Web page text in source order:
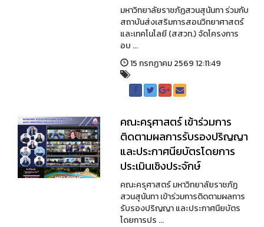
มหาวิทยาลัยราชภัฏสวนสุนันทา ร่วมกับ
สถาบันส่งเสริมการสอนวิทยาศาสตร์
และเทคโนโลยี (สสวท.) จัดโครงการ
อบ ...
15 กรกฏาคม 2569 12:11:49
คณะครุศาสตร์ เข้าร่วมการ
ติดตามผลการรับรองปริญญา
และประกาศนียบัตรโดยการ
ประเมินเชิงประจักษ์
คณะครุศาสตร์ มหาวิทยาลัยราชภัฏ
สวนสุนันทา เข้าร่วมการติดตามผลการ
รับรองปริญญา และประกาศนียบัตร
โดยการปร ...